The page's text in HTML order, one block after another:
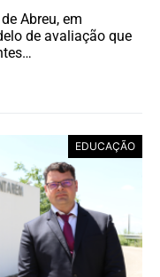
Abreu, em
de avaliação que
EDUCAÇÃO